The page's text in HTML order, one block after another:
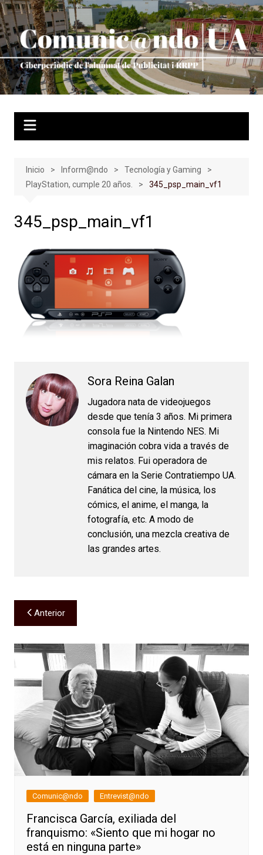
Saltar
al
contenido
Inicio Inform@ndo
Tecnología y Gaming
PlayStation, cumple 20 años.
345_psp_main_vf1
345_psp_main_vf1
Sora Reina Galan
Jugadora nata de videojuegos
desde que tenía 3 años. Mi primera
consola fue la Nintendo NES. Mi
imaginación cobra vida a través de
mis relatos. Fui operadora de
cámara en la Serie Contratiempo UA.
Fanática del cine, la música, los
cómics, el anime, el manga, la
fotografía, etc. A modo de
conclusión, una mezcla creativa de
las grandes artes.
Navegación
de
entradas
Anterior
Comunic@ndo Entrevist@ndo
Francisca García, exiliada del
franquismo: «Siento que mi hogar no
está en ninguna parte»